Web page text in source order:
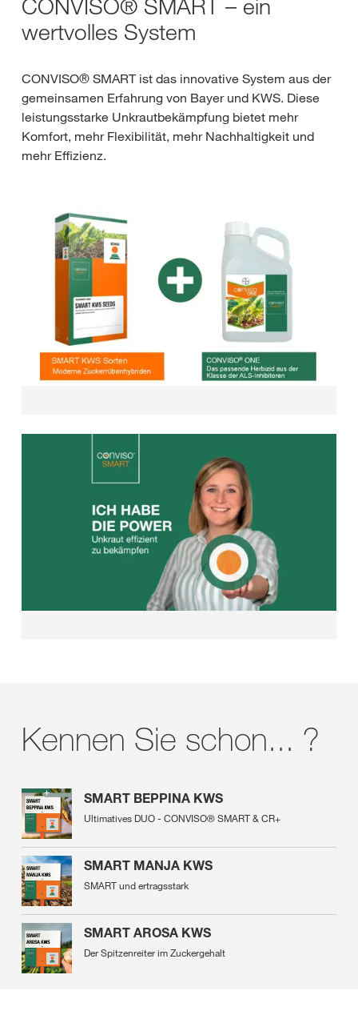
CONVISO® SMART – ein
wertvolles System
CONVISO® SMART ist das innovative System aus der
gemeinsamen Erfahrung von Bayer und KWS. Diese
leistungsstarke Unkrautbekämpfung bietet mehr
Komfort, mehr Flexibilität, mehr Nachhaltigkeit und
mehr Effizienz.
Kennen Sie schon... ?
SMART BEPPINA KWS
Ultimatives DUO - CONVISO® SMART & CR+
SMART MANJA KWS
SMART und ertragsstark
SMART AROSA KWS
Der Spitzenreiter im Zuckergehalt